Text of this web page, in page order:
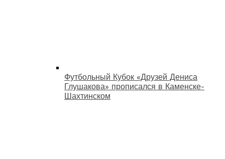
Футбольный Кубок «Друзей Дениса
Глушакова» прописался в Каменске-
Шахтинском